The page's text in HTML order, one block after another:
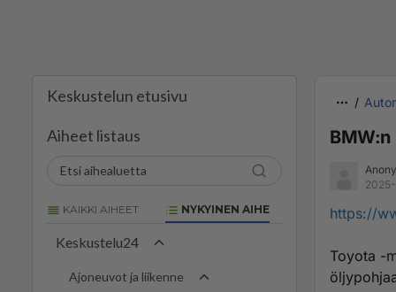
Keskustelun etusivu
Aiheet listaus
KAIKKI AIHEET NYKYINEN AIHE
Keskustelu24
Ajoneuvot ja liikenne
BMW:n
https://
Toyota -